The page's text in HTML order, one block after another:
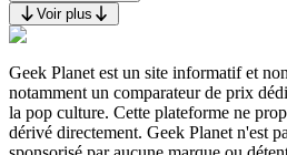
Voir plus
Geek Planet est un site informatif et
notamment un comparateur de prix
la pop culture. Cette plateforme ne
dérivé directement. Geek Planet n'est